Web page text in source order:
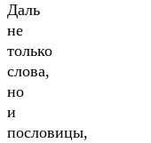
Даль
не
только
слова,
но
и
пословицы,